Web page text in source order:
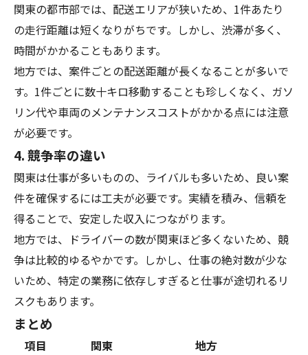
関東の都市部では、配送エリアが狭いため、1件あたり
の走行距離は短くなりがちです。しかし、渋滞が多く、
時間がかかることもあります。
地方では、案件ごとの配送距離が長くなることが多いで
す。1件ごとに数十キロ移動することも珍しくなく、ガソ
リン代や車両のメンテナンスコストがかかる点には注意
が必要です。
4. 競争率の違い
関東は仕事が多いものの、ライバルも多いため、良い案
件を確保するには工夫が必要です。実績を積み、信頼を
得ることで、安定した収入につながります。
地方では、ドライバーの数が関東ほど多くないため、競
争は比較的ゆるやかです。しかし、仕事の絶対数が少な
いため、特定の業務に依存しすぎると仕事が途切れるリ
スクもあります。
まとめ
項目 関東
地方